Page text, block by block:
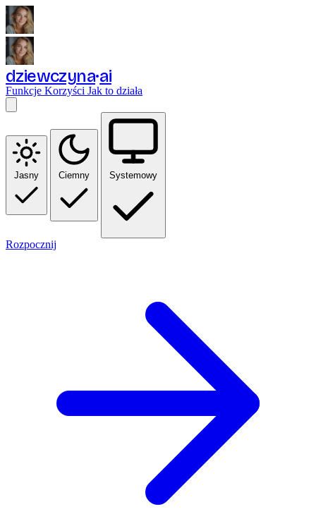
dziewczyna ai
Funkcje Korzyści Jak to działa
Jasny Ciemny Systemowy
Rozpocznij